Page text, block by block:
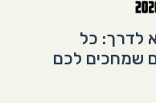
לדרך: כל
שמחכים לכם